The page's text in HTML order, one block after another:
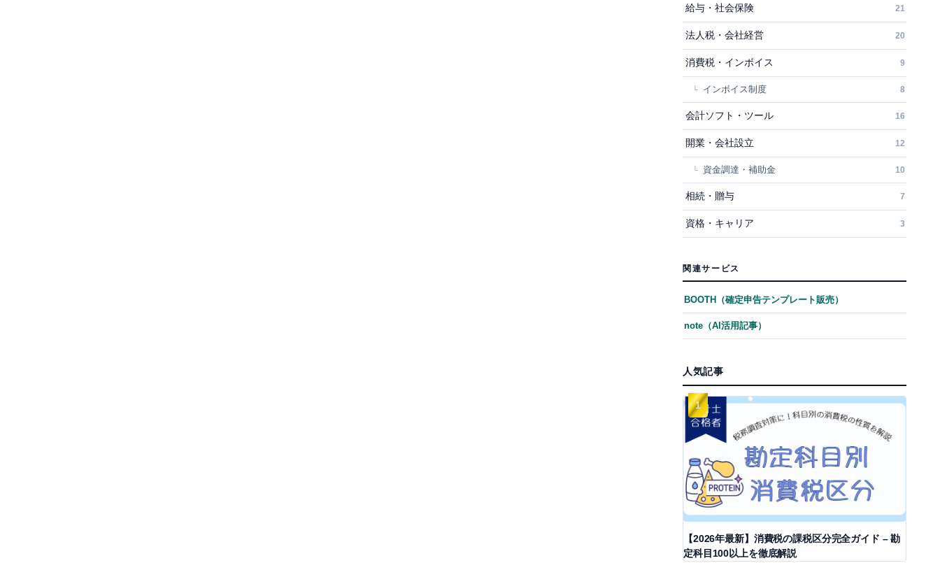
給与・社会保険 21
法人税・会社経営 20
消費税・インボイス 9
インボイス制度 8
会計ソフト・ツール 16
開業・会社設立 12
資金調達・補助金 10
相続・贈与 7
資格・キャリア 3
関連サービス
BOOTH（確定申告テンプレート販売）
note（AI活用記事）
人気記事
【2026年最新】消費税の課税区分完全ガイド – 勘
定科目100以上を徹底解説